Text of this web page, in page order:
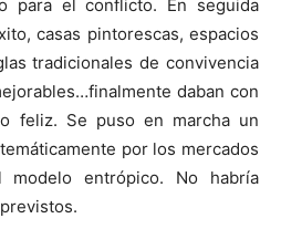
para el conflicto. En seguida
casas pintorescas, espacios
tradicionales de convivencia
daban con
feliz. Se puso en marcha un
por los mercados
entrópico. No habría